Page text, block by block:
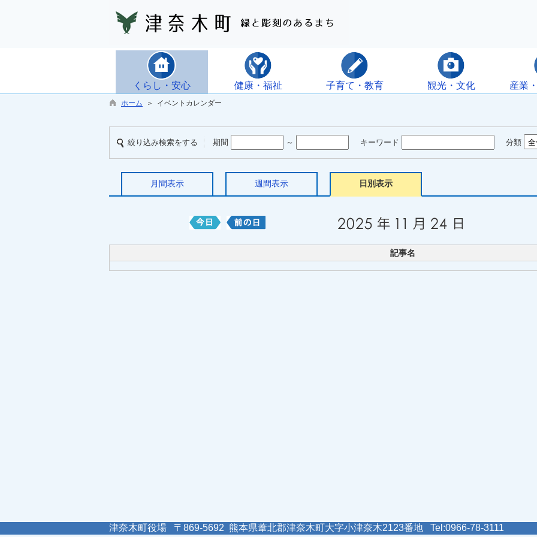
くらし・安心 健康・福祉 子育て・教育 観光・文化 産業
ホーム ＞ イベントカレンダー
絞り込み検索をする 期間 ～ キーワード 分類
月間表示 週間表示 日別表示
記事名
津奈木町役場 〒869-5692 熊本県葦北郡津奈木町大字小津奈木2123番地 Tel:0966-78-3111